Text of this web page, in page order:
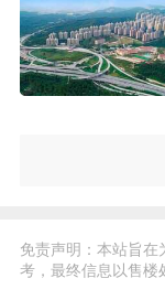
免责声明：本站旨在
考，最终信息以售楼